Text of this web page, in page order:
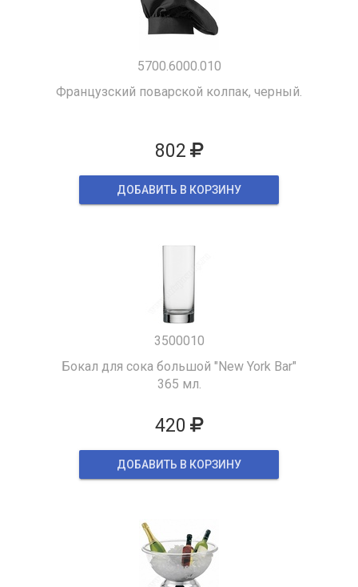
5700.6000.010
Французский поварской колпак, черный.
802
ДОБАВИТЬ В КОРЗИНУ
3500010
Бокал для сока большой "New York Bar"
365 мл.
420
ДОБАВИТЬ В КОРЗИНУ